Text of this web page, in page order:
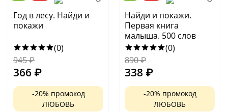
Год в лесу. Найди и
покажи
(0)
945₽
366 ₽
-20% промокод
ЛЮБОВЬ
Найди и покажи.
Первая книга
малыша. 500 слов
(0)
890₽
338 ₽
-20% промокод
ЛЮБОВЬ